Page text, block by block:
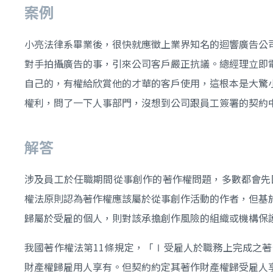
案例
小亮法律系畢業後，很快就應徵上業界知名的迴響廣告
對手拍攝廣告的事，引來公司客戶嚴正抗議。總經理立
自己的，有權給欣賞他的才華的客戶使用，這根本是大
權利，問了一下人事部門，沒想到公司跟員工簽署的契
解答
涉及員工於任職期間從事創作的著作權問題，多數都會
權法原則認為著作權應該屬於從事創作活動的作者，但
歸屬於受雇的個人，則對該承擔創作風險的組織或機構
我國著作權法第11條規定，「Ⅰ受雇人於職務上完成之
財產權歸雇用人享有。但契約約定其著作財產權歸受雇